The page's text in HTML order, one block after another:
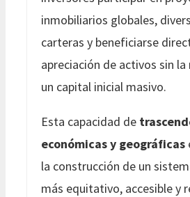
inmobiliarios globales,
carteras y beneficiarse
apreciación de activos sin
un capital inicial masivo.
Esta capacidad de
económicas y geográficas
la construcción de un
más equitativo, accesible y